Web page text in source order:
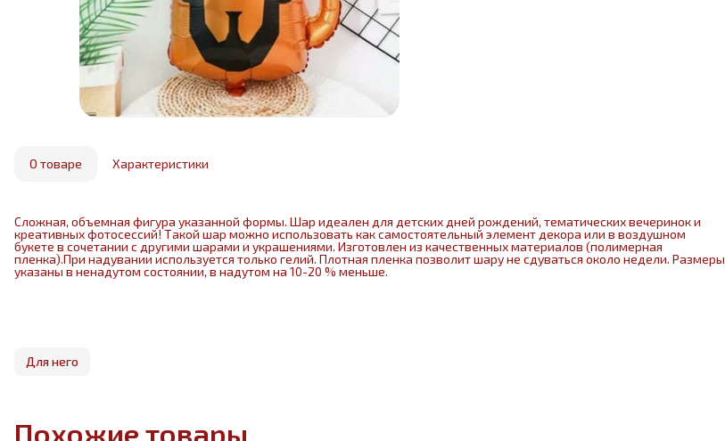
О товаре Характеристики
Сложная, объемная фигура указанной формы. Шар идеален для детских дней рождений, тематических вечеринок и
креативных фотосессий! Такой шар можно использовать как самостоятельный элемент декора или в воздушном
букете в сочетании с другими шарами и украшениями. Изготовлен из качественных материалов (полимерная
пленка).При надувании используется только гелий. Плотная пленка позволит шару не сдуваться около недели. Размеры
указаны в ненадутом состоянии, в надутом на 10-20 % меньше.
Для него
Похожие товары